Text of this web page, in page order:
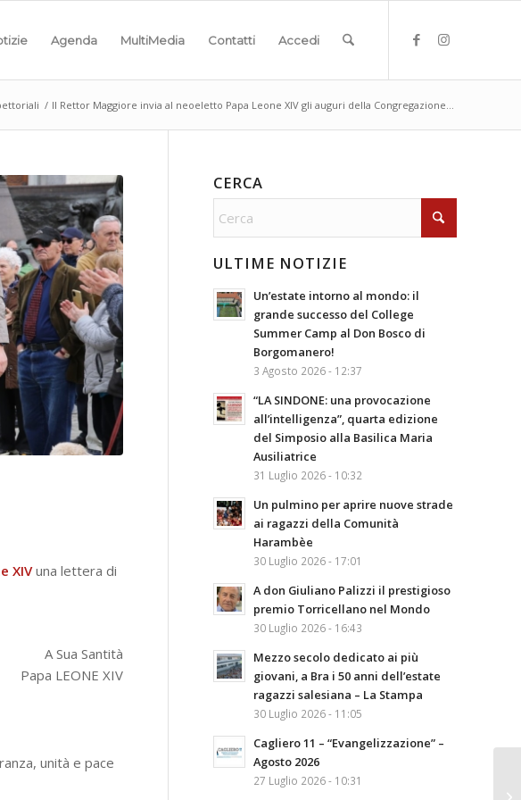
Agenda MultiMedia Contatti Accedi
/ Il Rettor Maggiore invia al neoeletto Papa Leone XIV gli auguri della Congregazione...
XIVuna lettera di
A Sua Santità
Papa LEONE XIV
unità e pace
CERCA
ULTIME NOTIZIE
Un’estate intorno al mondo: il
grande successo del College
Summer Camp al Don Bosco di
Borgomanero!
3 Agosto 2026 - 12:37
“LA SINDONE: una provocazione
all’intelligenza”, quarta edizione
del Simposio alla Basilica Maria
Ausiliatrice
31 Luglio 2026 - 10:32
Un pulmino per aprire nuove strade
ai ragazzi della Comunità
Harambèe
30 Luglio 2026 - 17:01
A don Giuliano Palizzi il prestigioso
premio Torricellano nel Mondo
30 Luglio 2026 - 16:43
Mezzo secolo dedicato ai più
giovani, a Bra i 50 anni dell’estate
ragazzi salesiana – La Stampa
30 Luglio 2026 - 11:05
Cagliero 11 – “Evangelizzazione” –
Agosto 2026
27 Luglio 2026 - 10:31